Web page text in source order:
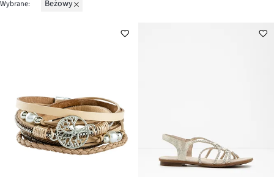
Wybrane: beżowy